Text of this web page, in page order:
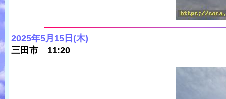
2025年5月15日(木)
三田市 11:20